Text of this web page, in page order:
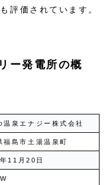
評価されています。
ー発電所の概
温泉エナジー株式会社
福島市土湯温泉町
11月20日